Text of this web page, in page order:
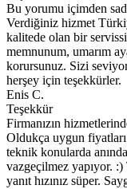
Bu yorumu içimden
Verdiğiniz hizmet
kalitede olan bir
memnunum, umarım
korursunuz. Sizi
herşey için teşekkürler.
Enis C.
Teşekkür
Firmanızın
Oldukça uygun fiyatları
teknik konularda
vazgeçilmez yapıyor.
yanıt hızınız süper.